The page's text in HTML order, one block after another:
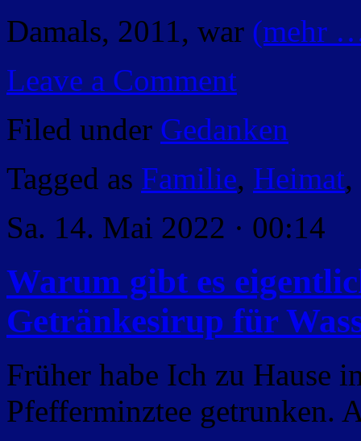
Damals, 2011, war (mehr
Leave a Comment
Filed under Gedanken
Tagged as Familie, Heimat,
Sa. 14. Mai 2022 · 00:14
Warum gibt es
Getränkesirup für
Früher habe Ich zu Hause
Pfefferminztee getrunken.